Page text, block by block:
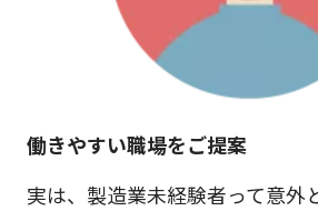
働きやすい職場をご提案
実は、製造業未経験者って意外